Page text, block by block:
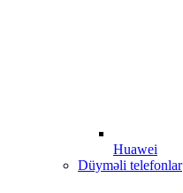
Huawei
Düyməli telefonlar